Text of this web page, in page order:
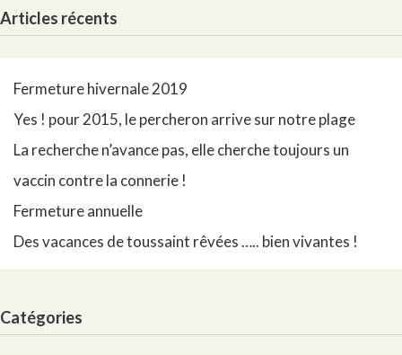
Articles récents
Fermeture hivernale 2019
Yes ! pour 2015, le percheron arrive sur notre plage
La recherche n’avance pas, elle cherche toujours un
vaccin contre la connerie !
Fermeture annuelle
Des vacances de toussaint rêvées ….. bien vivantes !
Catégories